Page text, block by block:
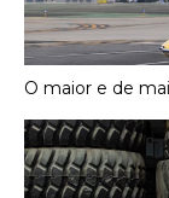
O maior e de